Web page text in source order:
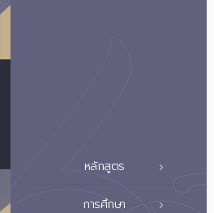
หลักสูตร
การศึกษา